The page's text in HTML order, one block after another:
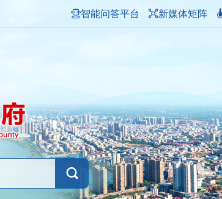
智能问答平台 新媒体矩阵